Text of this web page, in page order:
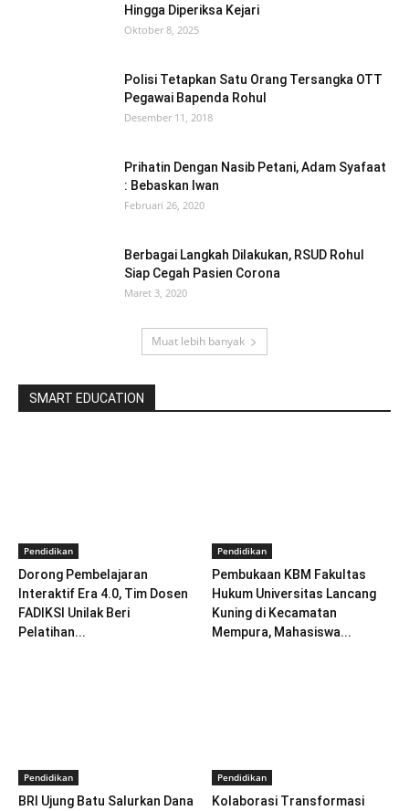
Hingga Diperiksa Kejari
Oktober 8, 2025
Polisi Tetapkan Satu Orang Tersangka OTT
Pegawai Bapenda Rohul
Desember 11, 2018
Prihatin Dengan Nasib Petani, Adam Syafaat
: Bebaskan Iwan
Februari 26, 2020
Berbagai Langkah Dilakukan, RSUD Rohul
Siap Cegah Pasien Corona
Maret 3, 2020
Muat lebih banyak
SMART EDUCATION
Pendidikan
Dorong Pembelajaran
Interaktif Era 4.0, Tim Dosen
FADIKSI Unilak Beri
Pelatihan...
Pendidikan
Pembukaan KBM Fakultas
Hukum Universitas Lancang
Kuning di Kecamatan
Mempura, Mahasiswa...
Pendidikan
BRI Ujung Batu Salurkan Dana
Pendidikan
Kolaborasi Transformasi